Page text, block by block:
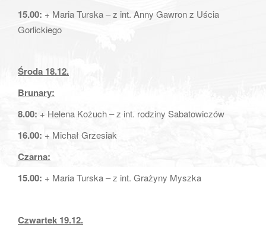
15.00: + Maria Turska – z int. Anny Gawron z Uścia
Gorlickiego
Środa 18.12.
Brunary:
8.00: + Helena Kożuch – z int. rodziny Sabatowiczów
16.00: + Michał Grzesiak
Czarna:
15.00: + Maria Turska – z int. Grażyny Myszka
Czwartek 19.12.